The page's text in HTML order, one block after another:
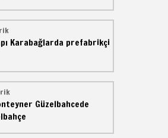
Karabağlarda prefabrikçi
Güzelbahcede